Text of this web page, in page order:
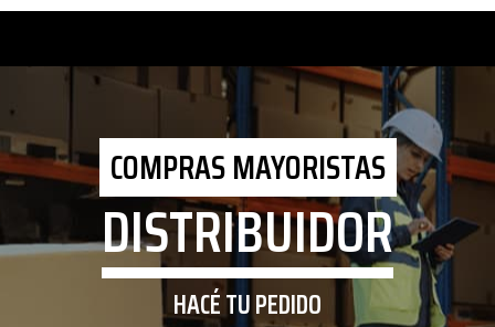
COMPRAS MAYORISTAS
DISTRIBUIDOR
HACÉ TU PEDIDO